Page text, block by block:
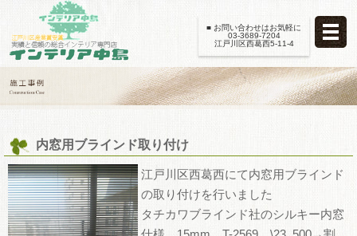
■ お問い合わせはお気軽に
03-3689-7204
江戸川区西葛西5-11-4
内窓用ブラインド取り付け
江戸川区西葛西にて内窓用ブラインド
の取り付けを行いました
タチカワブラインド社のシルキー内窓